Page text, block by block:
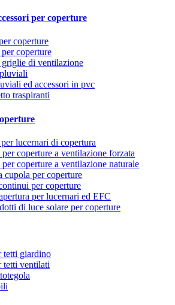
per coperture
coperture
coperture
griglie di ventilazione
ed accessori in pvc
traspiranti
lucernari di copertura
coperture a ventilazione forzata
coperture a ventilazione naturale
cupola per coperture
per coperture
per lucernari ed EFC
di luce solare per coperture
tetti giardino
tetti ventilati